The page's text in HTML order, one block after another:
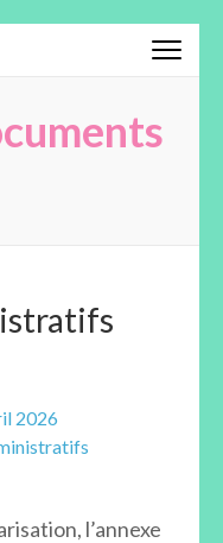
2026
l’annexe